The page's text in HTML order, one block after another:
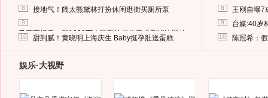
8 接地气！阔太熊黛林打扮休闲逛街买厕所泵
9
马蓉离婚后，砸1000万人民币给媒体要求删掉这照片
10 甜到腻！黄晓明上海庆生 Baby挺孕肚送蛋糕
8 王刚自曝7
9 台媒:40岁
10 陈冠希：
娱乐·大视野